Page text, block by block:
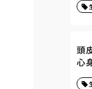
頭
心